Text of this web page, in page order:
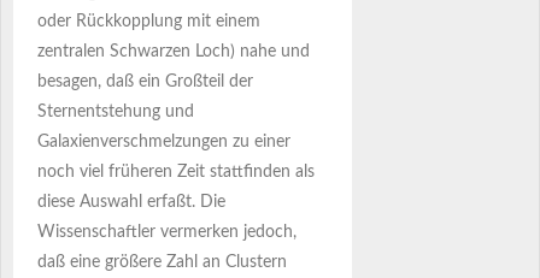
oder Rückkopplung mit einem
zentralen Schwarzen Loch) nahe und
besagen, daß ein Großteil der
Sternentstehung und
Galaxienverschmelzungen zu einer
noch viel früheren Zeit stattfinden als
diese Auswahl erfaßt. Die
Wissenschaftler vermerken jedoch,
daß eine größere Zahl an Clustern